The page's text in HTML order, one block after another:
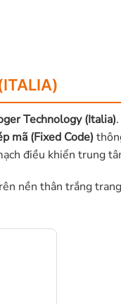
Technology (Italia)
mã (Fixed Code)
điều khiển trung
nền thân trắng